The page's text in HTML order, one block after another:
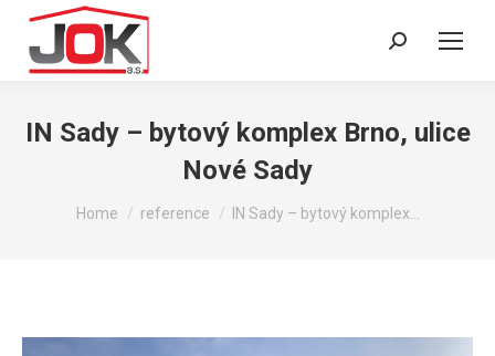
Search:
IN Sady – bytový komplex Brno, ulice
Nové Sady
You are here:
Home reference IN Sady – bytový komplex…